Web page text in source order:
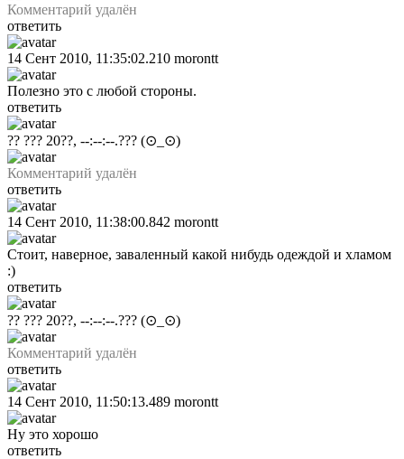
Комментарий удалён
ответить
14 Сент 2010, 11:35:02.210 morontt
Полезно это с любой стороны.
ответить
?? ??? 20??, --:--:--.??? (⊙_⊙)
Комментарий удалён
ответить
14 Сент 2010, 11:38:00.842 morontt
Стоит, наверное, заваленный какой нибудь одеждой и хламом
:)
ответить
?? ??? 20??, --:--:--.??? (⊙_⊙)
Комментарий удалён
ответить
14 Сент 2010, 11:50:13.489 morontt
Ну это хорошо
ответить